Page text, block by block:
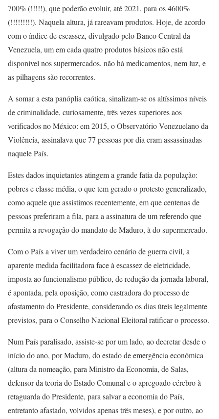
700% (!!!!!), que poderão evoluir, até 2021, para os 4600%
(!!!!!!!!!). Naquela altura, já rareavam produtos. Hoje, de acordo
com o índice de escassez, divulgado pelo Banco Central da
Venezuela, um em cada quatro produtos básicos não está
disponível nos supermercados, não há medicamentos, nem luz, e
as pilhagens são recorrentes.
A somar a esta panóplia caótica, sinalizam-se os altíssimos níveis
de criminalidade, curiosamente, três vezes superiores aos
verificados no México: em 2015, o Observatório Venezuelano da
Violência, assinalava que 77 pessoas por dia eram assassinadas
naquele País.
Estes dados inquietantes atingem a grande fatia da população:
pobres e classe média, o que tem gerado o protesto generalizado,
como aquele que assistimos recentemente, em que centenas de
pessoas preferiram a fila, para a assinatura de um referendo que
permita a revogação do mandato de Maduro, à do supermercado.
Com o País a viver um verdadeiro cenário de guerra civil, a
aparente medida facilitadora face à escassez de eletricidade,
imposta ao funcionalismo público, de redução da jornada laboral,
é apontada, pela oposição, como castradora do processo de
afastamento do Presidente, considerando os dias úteis legalmente
previstos, para o Conselho Nacional Eleitoral ratificar o processo.
Num País paralisado, assiste-se por um lado, ao decretar desde o
início do ano, por Maduro, do estado de emergência económica
(altura da nomeação, para Ministro da Economia, de Salas,
defensor da teoria do Estado Comunal e o apregoado cérebro à
retaguarda do Presidente, para salvar a economia do País,
entretanto afastado, volvidos apenas três meses), e por outro, ao